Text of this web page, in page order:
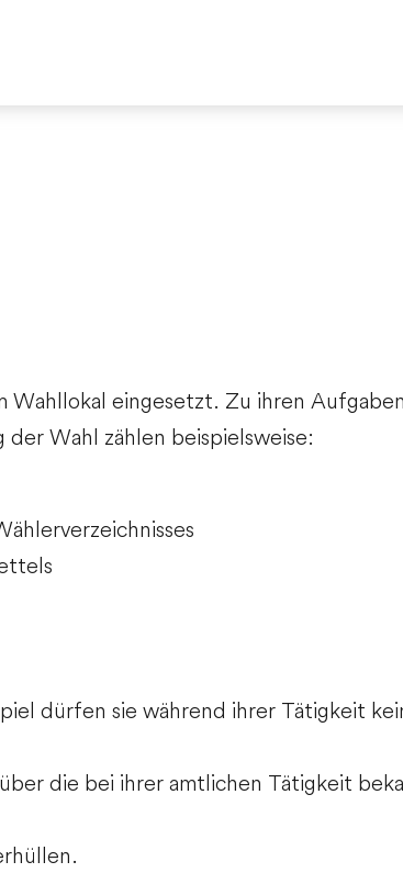
Wahllokal eingesetzt. Zu ihren
Wahl zählen beispielsweise:
dürfen sie während ihrer Tätigkeit
die bei ihrer amtlichen Tätigkeit